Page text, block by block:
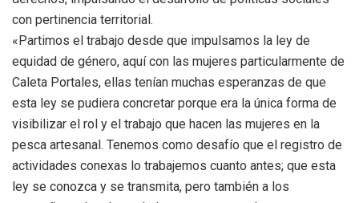
con pertinencia territorial.
«Partimos el trabajo desde que impulsamos la ley de
equidad de género, aquí con las mujeres particularmente de
Caleta Portales, ellas tenían muchas esperanzas de que
esta ley se pudiera concretar porque era la única forma de
visibilizar el rol y el trabajo que hacen las mujeres en la
pesca artesanal. Tenemos como desafío que el registro de
actividades conexas lo trabajemos cuanto antes; que esta
ley se conozca y se transmita, pero también a los